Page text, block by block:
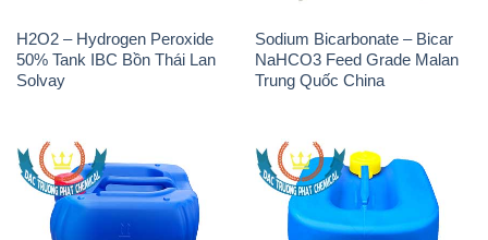
H2O2 – Hydrogen Peroxide
50% Tank IBC Bồn Thái Lan
Solvay
Sodium Bicarbonate – Bicar
NaHCO3 Feed Grade Malan
Trung Quốc China